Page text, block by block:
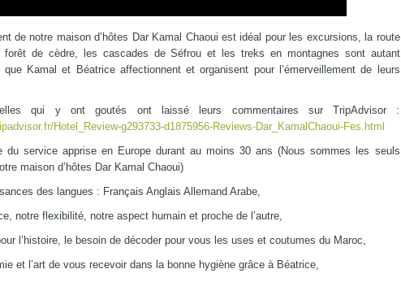
de notre maison d’hôtes Dar Kamal Chaoui est idéal pour les excursions, la route
de cèdre, les cascades de Séfrou et les treks en montagnes sont autant
que Kamal et Béatrice affectionnent et organisent pour l’émerveillement de leurs
qui y ont goutés ont laissé leurs commentaires sur TripAdvisor :
Hotel_Review-g293733-d1875956-Reviews-Dar_KamalChaoui-Fes.html
du service apprise en Europe durant au moins 30 ans (Nous sommes les seuls
maison d’hôtes Dar Kamal Chaoui)
des langues : Français Anglais Allemand Arabe,
notre flexibilité, notre aspect humain et proche de l’autre,
l’histoire, le besoin de décoder pour vous les uses et coutumes du Maroc,
et l’art de vous recevoir dans la bonne hygiène grâce à Béatrice,